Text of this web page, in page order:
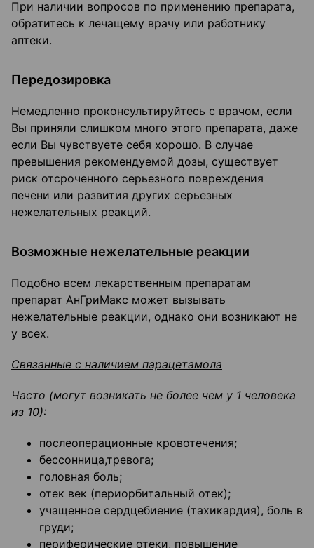
При наличии вопросов по применению препарата,
обратитесь к лечащему врачу или работнику
аптеки.
Передозировка
Немедленно проконсультируйтесь с врачом, если
Вы приняли слишком много этого препарата, даже
если Вы чувствуете себя хорошо. В случае
превышения рекомендуемой дозы, существует
риск отсроченного серьезного повреждения
печени или развития других серьезных
нежелательных реакций.
Возможные нежелательные реакции
Подобно всем лекарственным препаратам
препарат АнГриМакс может вызывать
нежелательные реакции, однако они возникают не
у всех.
Связанные с наличием парацетамола
Часто (могут возникать не более чем у 1 человека
из 10):
послеоперационные кровотечения;
бессонница,тревога;
головная боль;
отек век (периорбитальный отек);
учащенное сердцебиение (тахикардия), боль в
груди;
периферические отеки, повышение